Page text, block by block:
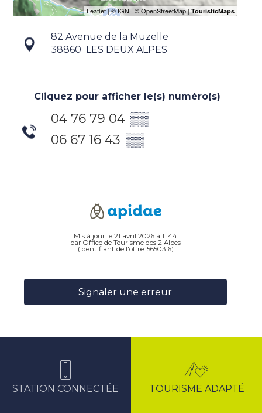
82 Avenue de la Muzelle
38860
LES DEUX ALPES
Cliquez pour afficher le(s) numéro(s)
04 76 79 04 ▒▒
06 67 16 43 ▒▒
Mis à jour le 21 avril 2026 à 11:44
par Office de Tourisme des 2 Alpes
(Identifiant de l'offre: 5650316)
Signaler une erreur
STATION CONNECTÉE TOURISME ADAPTÉ